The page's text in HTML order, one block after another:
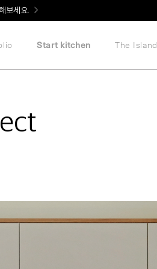
60만원) 지급
보세요.
Start kitchen The Island